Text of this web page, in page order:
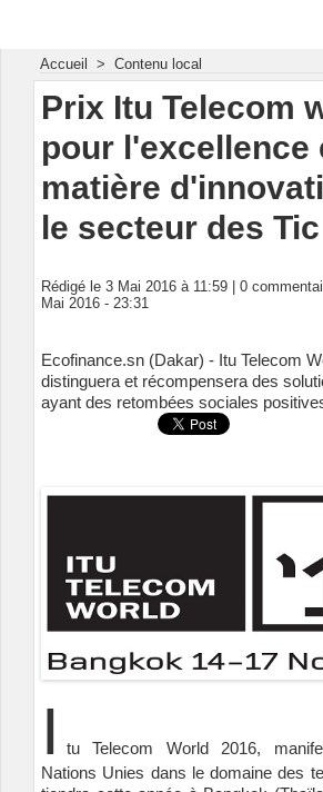
Accueil > Contenu local
Prix Itu Telecom
pour l'excellence
matière
le secteur des Tic
Rédigé le 3 Mai 2016 à 11:59 | 0
Mai 2016 - 23:31
Ecofinance.sn (Dakar) - Itu Telecom
distinguera et récompensera des
ayant des retombées sociales
I
tu Telecom World 2016,
Nations Unies dans le domaine des